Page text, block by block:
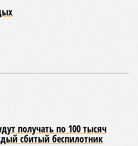
получать по 100 тысяч
сбитый беспилотник